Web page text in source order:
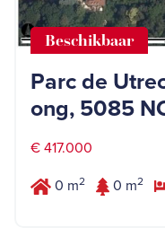
Beschikbaar
Parc de
ong, 5085
€ 417.000
0 m2 0 m2